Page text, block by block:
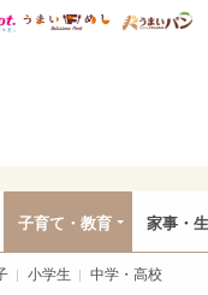
総研 ディズニー特集
mimot. うまいめし
子育て・教育 家事・
小学生 中学・高校